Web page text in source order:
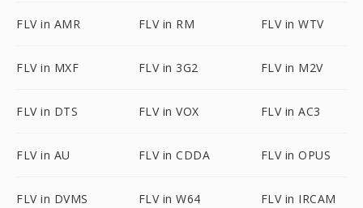
FLV in AMR FLV in RM FLV in WTV
FLV in MXF FLV in 3G2 FLV in M2V
FLV in DTS FLV in VOX FLV in AC3
FLV in AU FLV in CDDA FLV in OPUS
FLV in DVMS FLV in W64 FLV in IRCAM